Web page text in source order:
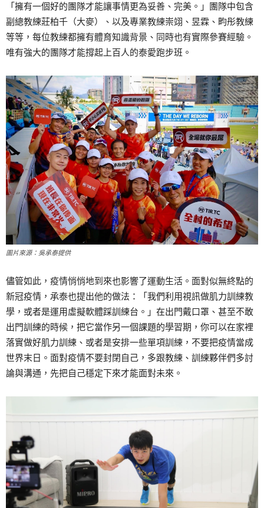
「擁有一個好的團隊才能讓事情更為妥善、完美。」團隊中包含
副總教練莊柏千（大麥）、以及專業教練崇翊、昱霖、畇彤教練
等等，每位教練都擁有體育知識背景、同時也有實際參賽經驗。
唯有強大的團隊才能撐起上百人的泰愛跑步班。
圖片來源：吳承泰提供
儘管如此，疫情悄悄地到來也影響了運動生活。面對似無終點的
新冠疫情，承泰也提出他的做法：「我們利用視訊做肌力訓練教
學，或者是運用虛擬軟體踩訓練台。」在出門戴口罩、甚至不敢
出門訓練的時候，把它當作另一個課題的學習期，你可以在家裡
落實做好肌力訓練、或者是安排一些單項訓練，不要把疫情當成
世界末日。面對疫情不要封閉自己，多跟教練、訓練夥伴們多討
論與溝通，先把自己穩定下來才能面對未來。